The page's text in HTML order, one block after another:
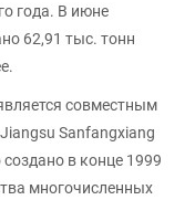
года. В июне
62,91 тыс. тонн
совместным
Sanfangxiang
в конце 1999
многочисленных